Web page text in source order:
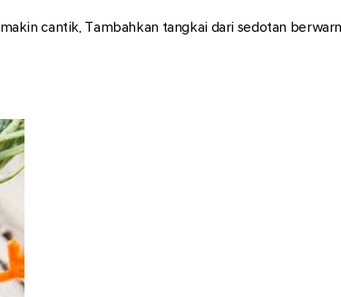
cantik. Tambahkan tangkai dari sedotan